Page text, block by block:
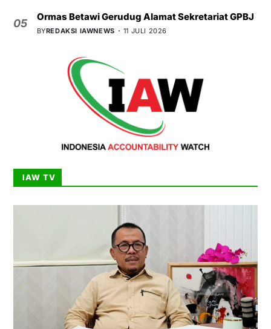
05
Ormas Betawi Gerudug Alamat Sekretariat GPBJ
BYREDAKSI IAWNEWS 11 JULI 2026
IAW TV